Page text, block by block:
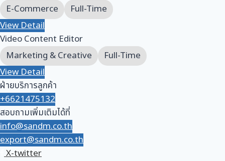
E-Commerce
Full-Time
View Detail
Video Content Editor
Marketing & Creative
Full-Time
View Detail
ฝ่ายบริการลูกค้า
+6621475132
สอบถามเพิ่มเติมได้ที่
info@sandm.co.th
export@sandm.co.th
X-twitter